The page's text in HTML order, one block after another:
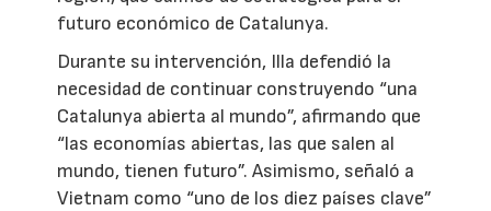
futuro económico de Catalunya.
Durante su intervención, Illa defendió la
necesidad de continuar construyendo “una
Catalunya abierta al mundo”, afirmando que
“las economías abiertas, las que salen al
mundo, tienen futuro”. Asimismo, señaló a
Vietnam como “uno de los diez países clave”